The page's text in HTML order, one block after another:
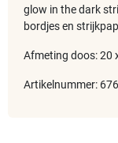
glow in the dark
bordjes en
Afmeting doos: 20
Artikelnummer: